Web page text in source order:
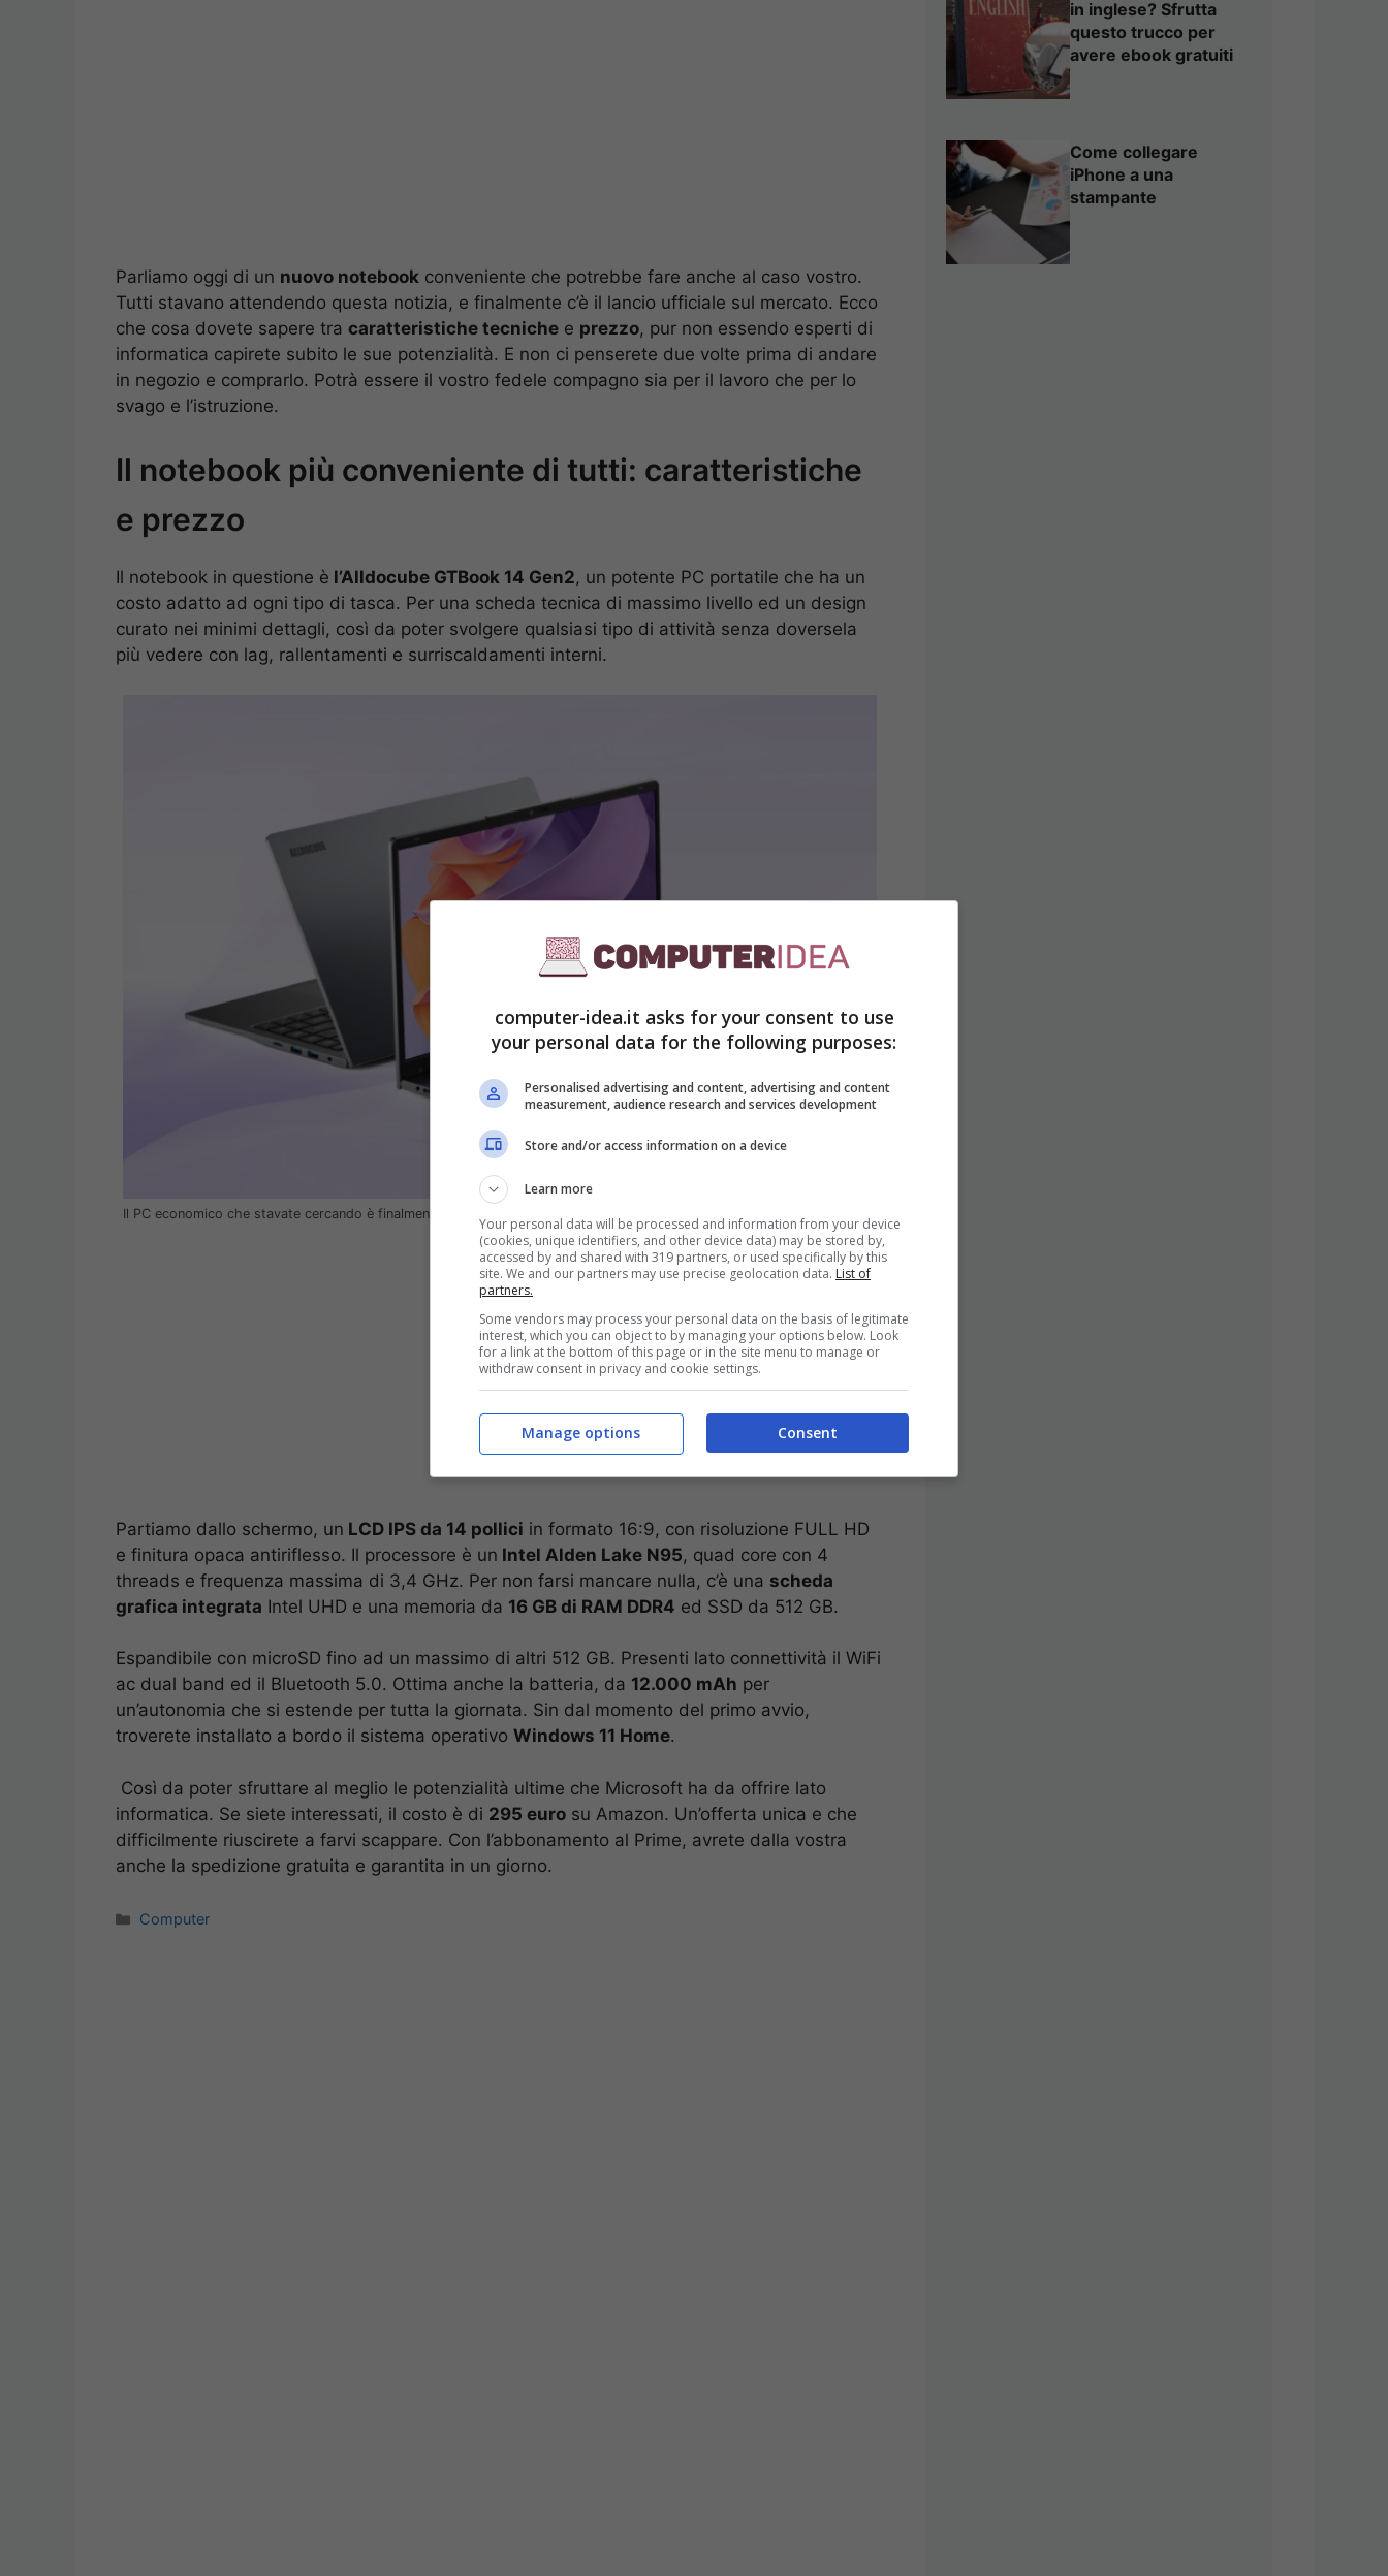
Parliamo oggi di un nuovo notebook conveniente che potrebbe fare anche al caso vostro.
Tutti stavano attendendo questa notizia, e finalmente c’è il lancio ufficiale sul mercato. Ecco
che cosa dovete sapere tra caratteristiche tecniche e prezzo, pur non essendo esperti di
informatica capirete subito le sue potenzialità. E non ci penserete due volte prima di andare
in negozio e comprarlo. Potrà essere il vostro fedele compagno sia per il lavoro che per lo
svago e l’istruzione.
Il notebook più conveniente di tutti: caratteristiche
e prezzo
Il notebook in questione è l’Alldocube GTBook 14 Gen2, un potente PC portatile che ha un
costo adatto ad ogni tipo di tasca. Per una scheda tecnica di massimo livello ed un design
curato nei minimi dettagli, così da poter svolgere qualsiasi tipo di attività senza doversela
più vedere con lag, rallentamenti e surriscaldamenti interni.
Il PC economico che stavate cercando è finalmente sul mercato (Screenshot Alldocube.com) – Computer-idea.it
Partiamo dallo schermo, un LCD IPS da 14 pollici in formato 16:9, con risoluzione FULL HD
e finitura opaca antiriflesso. Il processore è un Intel Alden Lake N95, quad core con 4
threads e frequenza massima di 3,4 GHz. Per non farsi mancare nulla, c’è una scheda
grafica integrata Intel UHD e una memoria da 16 GB di RAM DDR4 ed SSD da 512 GB.
Espandibile con microSD fino ad un massimo di altri 512 GB. Presenti lato connettività il WiFi
ac dual band ed il Bluetooth 5.0. Ottima anche la batteria, da 12.000 mAh per
un’autonomia che si estende per tutta la giornata. Sin dal momento del primo avvio,
troverete installato a bordo il sistema operativo Windows 11 Home.
Così da poter sfruttare al meglio le potenzialità ultime che Microsoft ha da offrire lato
informatica. Se siete interessati, il costo è di 295 euro su Amazon. Un’offerta unica e che
difficilmente riuscirete a farvi scappare. Con l’abbonamento al Prime, avrete dalla vostra
anche la spedizione gratuita e garantita in un giorno.
Categorie
Computer
in inglese? Sfrutta
questo trucco per
avere ebook gratuiti
Come collegare
iPhone a una
stampante
computer-idea.it asks for your consent to use
your personal data for the following purposes:
Personalised advertising and content, advertising and content
measurement, audience research and services development
Store and/or access information on a device
Learn more
Your personal data will be processed and information from your device
(cookies, unique identifiers, and other device data) may be stored by,
accessed by and shared with 319 partners, or used specifically by this
site. We and our partners may use precise geolocation data. List of
partners.
Some vendors may process your personal data on the basis of legitimate
interest, which you can object to by managing your options below. Look
for a link at the bottom of this page or in the site menu to manage or
withdraw consent in privacy and cookie settings.
Consent
Manage options